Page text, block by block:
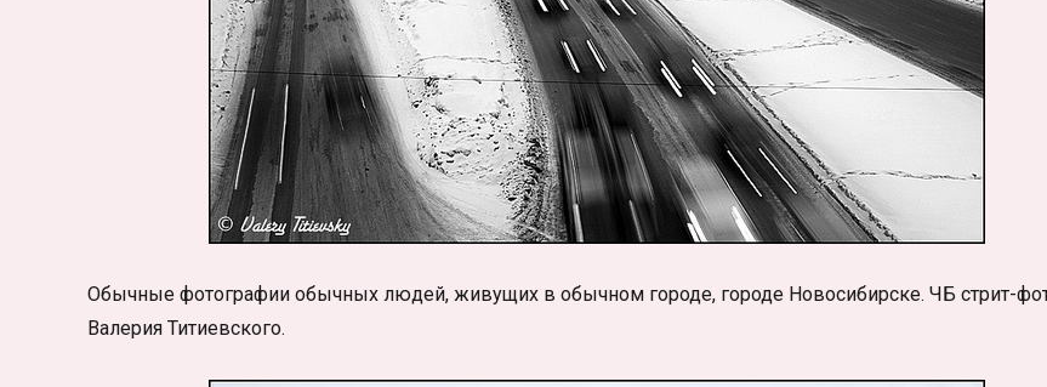
Обычные фотографии обычных людей, живущих в обычном городе, городе Новосибирске. ЧБ стрит-
Валерия Титиевского.